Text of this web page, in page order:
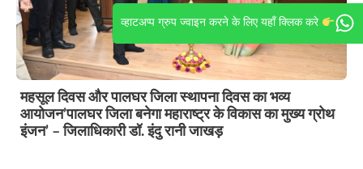
व्हाटअप्प ग्रुप ज्वाइन करने के लिए यहाँ क्लिक करे
महसूल दिवस और पालघर जिला स्थापना दिवस का भव्य
आयोजन’पालघर जिला बनेगा महाराष्ट्र के विकास का मुख्य ग्रोथ
इंजन’ – जिलाधिकारी डॉ. इंदु रानी जाखड़